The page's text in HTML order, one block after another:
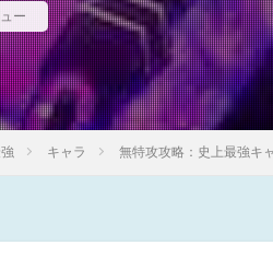
ー
キャラ 無特攻攻略：史上最強キ